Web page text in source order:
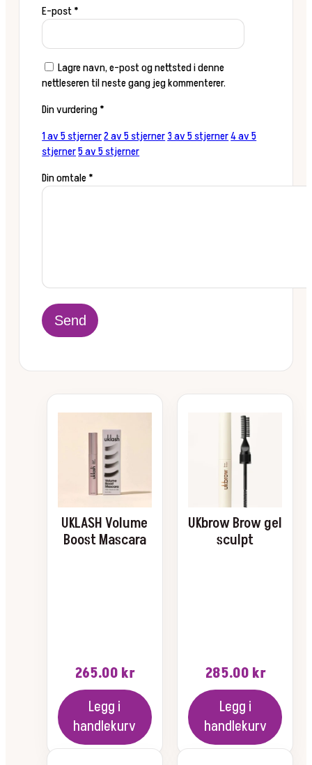
E-post*
Lagre navn, e-post og nettsted i denne
nettleseren til neste gang jeg kommenterer.
Din vurdering*
1 av 5 stjerner2 av 5 stjerner3 av 5 stjerner4 av 5
stjerner5 av 5 stjerner
Din omtale*
UKLASH Volume
Boost Mascara
265.00 kr
Legg i
handlekurv
UKbrow Brow gel
sculpt
285.00 kr
Legg i
handlekurv